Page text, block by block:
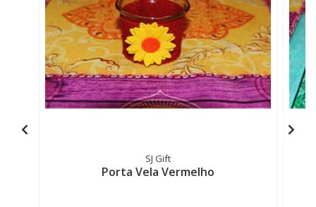
SJ Gift
Porta Vela Vermelho